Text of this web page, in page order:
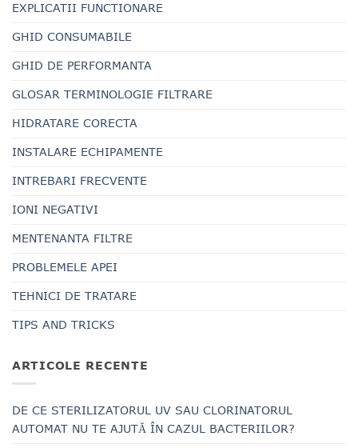
EXPLICATII FUNCTIONARE
GHID CONSUMABILE
GHID DE PERFORMANTA
GLOSAR TERMINOLOGIE FILTRARE
HIDRATARE CORECTA
INSTALARE ECHIPAMENTE
INTREBARI FRECVENTE
IONI NEGATIVI
MENTENANTA FILTRE
PROBLEMELE APEI
TEHNICI DE TRATARE
TIPS AND TRICKS
ARTICOLE RECENTE
DE CE STERILIZATORUL UV SAU CLORINATORUL
AUTOMAT NU TE AJUTĂ ÎN CAZUL BACTERIILOR?